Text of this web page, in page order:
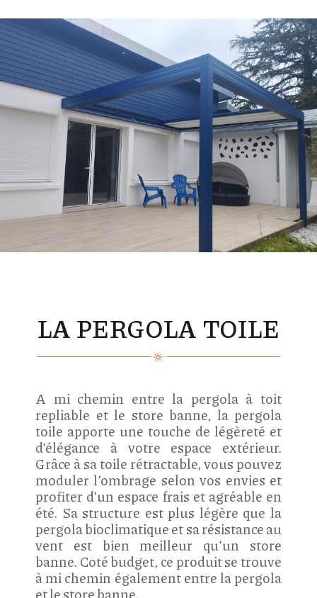
LA PERGOLA TOILE
A mi chemin entre la pergola à toit
repliable et le store banne, la pergola
toile apporte une touche de légèreté et
d’élégance à votre espace extérieur.
Grâce à sa toile rétractable, vous pouvez
moduler l’ombrage selon vos envies et
profiter d’un espace frais et agréable en
été. Sa structure est plus légère que la
pergola bioclimatique et sa résistance au
vent est bien meilleur qu’un store
banne. Coté budget, ce produit se trouve
à mi chemin également entre la pergola
et le store banne.